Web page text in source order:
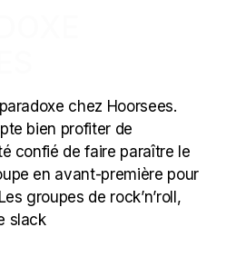
chez Hoorsees.
bien profiter de
confié de faire paraître le
en avant-première pour
groupes de rock’n’roll,
slack